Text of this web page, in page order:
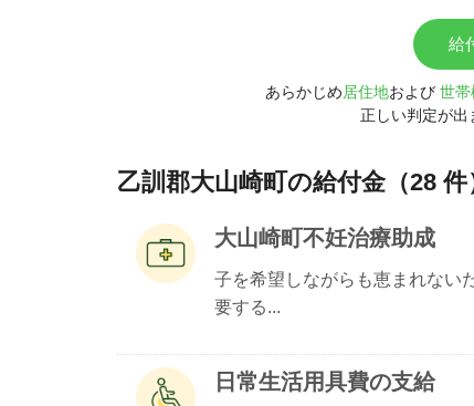
給
あらかじめ居住地および 世帯
正しい判定が出
乙訓郡大山崎町の給付金（28 件
大山崎町不妊治療助成
子を希望しながらも恵まれない
要する...
日常生活用具費の支給